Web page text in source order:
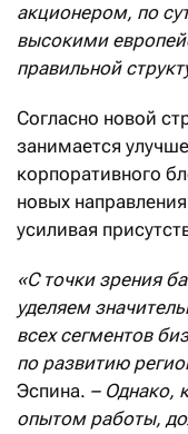
акционером, по
высокими
правильной
Согласно новой
занимается
корпоративного
новых
усиливая
«С точки зрения
уделяем
всех сегментов
по развитию
Эспина. – Однако,
опытом работы,